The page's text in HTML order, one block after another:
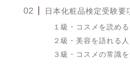
日本化粧品検定受験要
１級・コスメを読め
２級・美容を語れる
３級・コスメの常識